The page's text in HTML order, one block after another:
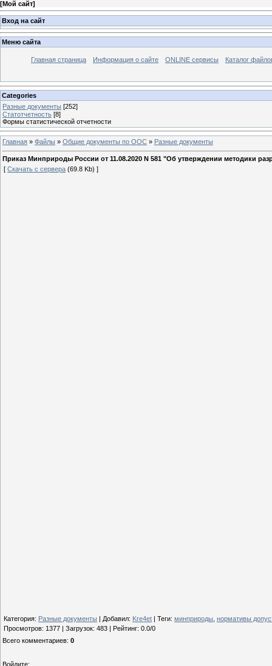
[Мой сайт]
Вход на сайт
Меню сайта
Главная страница Информация о сайте ONLINE сервисы Каталог
Categories
Разные документы [252]
Статотчетность [8]
Формы статистической отчетности
Главная » Файлы » Общие документы по ООС » Разные документы
Приказ Минприроды России от 11.08.2020 N 581 "Об утверждении методики
[ Скачать с сервера (69.8 Kb) ]
Категория: Разные документы Добавил: Kre4et Теги: минприроды нормативы
Просмотров: 1377 Загрузок: 483 Рейтинг: 0.0/0
Всего комментариев: 0
Войдите: